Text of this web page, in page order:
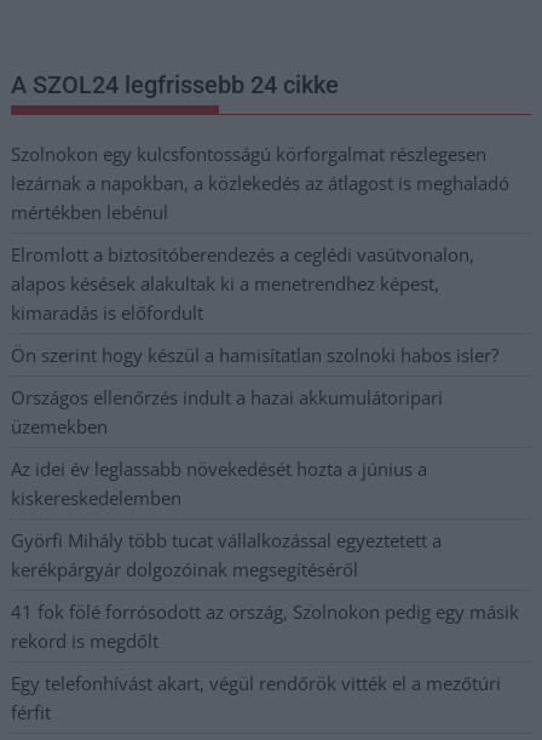
A SZOL24 legfrissebb 24 cikke
Szolnokon egy kulcsfontosságú körforgalmat részlegesen
lezárnak a napokban, a közlekedés az átlagost is meghaladó
mértékben lebénul
Elromlott a biztosítóberendezés a ceglédi vasútvonalon,
alapos késések alakultak ki a menetrendhez képest,
kimaradás is előfordult
Ön szerint hogy készül a hamisítatlan szolnoki habos isler?
Országos ellenőrzés indult a hazai akkumulátoripari
üzemekben
Az idei év leglassabb növekedését hozta a június a
kiskereskedelemben
Györfi Mihály több tucat vállalkozással egyeztetett a
kerékpárgyár dolgozóinak megsegítéséről
41 fok fölé forrósodott az ország, Szolnokon pedig egy másik
rekord is megdőlt
Egy telefonhívást akart, végül rendőrök vitték el a mezőtúri
férfit